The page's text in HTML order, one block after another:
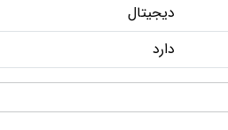
دیجیتال
دارد